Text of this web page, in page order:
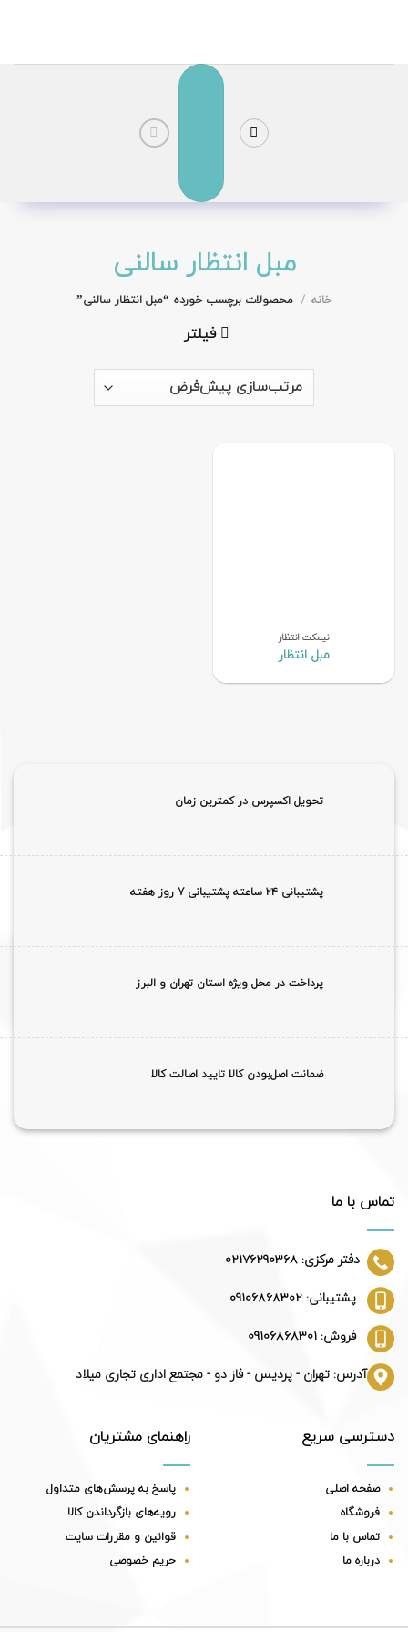
مبل انتظار سالنی
خانه / محصولات برچسب خورده “مبل انتظار سالنی”
فیلتر
نیمکت انتظار
مبل انتظار
تحویل اکسپرس در کمترین زمان
پشتیبانی ۲۴ ساعته پشتیبانی 7 روز هفته
پرداخت در محل ویژه استان تهران و البرز
ضمانت اصل‌بودن کالا تایید اصالت کالا
تماس با ما
دفتر مرکزی: 02176290368
پشتیبانی: 09106868302
فروش: 09106868301
آدرس: تهران - پردیس - فاز دو - مجتمع اداری تجاری میلاد
دسترسی سریع
صفحه اصلی
فروشگاه
تماس با ما
درباره ما
راهنمای مشتریان
پاسخ به پرسش‌های متداول
رویه‌های بازگرداندن کالا
قوانین و مقررات سایت
حریم خصوصی